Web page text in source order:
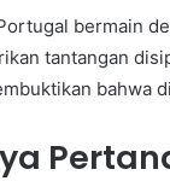
bermain
tantangan
bahwa